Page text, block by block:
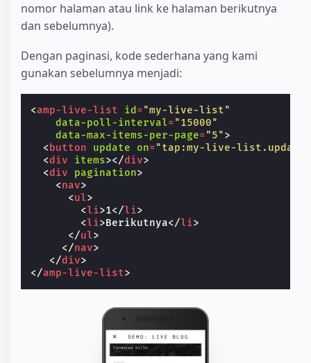
nomor halaman atau link ke halaman berikutnya
dan sebelumnya).
Dengan paginasi, kode sederhana yang kami
gunakan sebelumnya menjadi:
<amp-live-list id ="my-live-list"
data-poll-interval="15000"
data-max-items-per-page="5">
<button update on="tap:my-live-
<div items></div>
<div pagination>
<nav>
<ul>
<li>1</li>
<li>Berikutnya</li>
</ul>
</nav>
</div>
</amp-live-list>